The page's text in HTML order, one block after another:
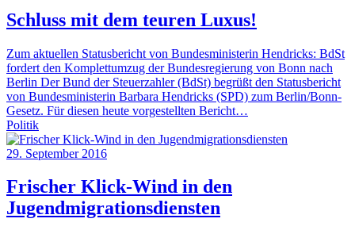
Schluss mit dem teuren Luxus!
Zum aktuellen Statusbericht von Bundesministerin Hendricks: BdSt
fordert den Komplettumzug der Bundesregierung von Bonn nach
Berlin Der Bund der Steuerzahler (BdSt) begrüßt den Statusbericht
von Bundesministerin Barbara Hendricks (SPD) zum Berlin/Bonn-
Gesetz. Für diesen heute vorgestellten Bericht…
Politik
29. September 2016
Frischer Klick-Wind in den
Jugendmigrationsdiensten